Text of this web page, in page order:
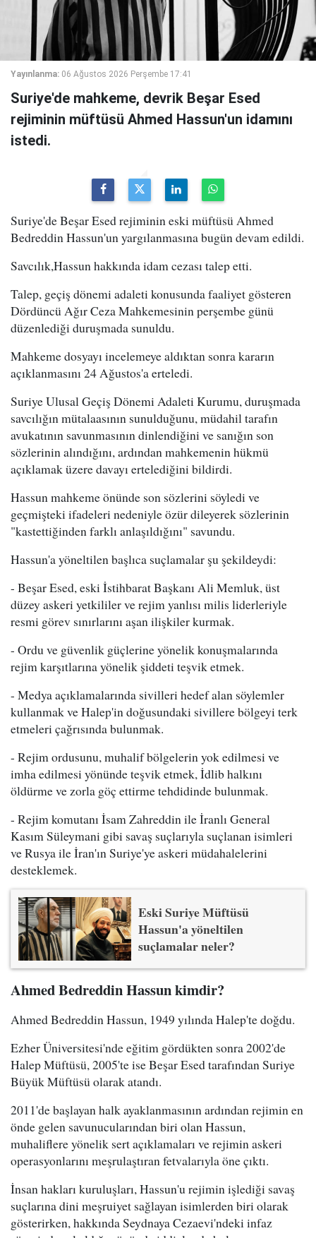
Yayınlanma: 06 Ağustos 2026 Perşembe 17:41
Suriye'de mahkeme, devrik Beşar Esed
rejiminin müftüsü Ahmed Hassun'un idamını
istedi.
Suriye'de Beşar Esed rejiminin eski müftüsü Ahmed
Bedreddin Hassun'un yargılanmasına bugün devam edildi.
Savcılık,Hassun hakkında idam cezası talep etti.
Talep, geçiş dönemi adaleti konusunda faaliyet gösteren
Dördüncü Ağır Ceza Mahkemesinin perşembe günü
düzenlediği duruşmada sunuldu.
Mahkeme dosyayı incelemeye aldıktan sonra kararın
açıklanmasını 24 Ağustos'a erteledi.
Suriye Ulusal Geçiş Dönemi Adaleti Kurumu, duruşmada
savcılığın mütalaasının sunulduğunu, müdahil tarafın
avukatının savunmasının dinlendiğini ve sanığın son
sözlerinin alındığını, ardından mahkemenin hükmü
açıklamak üzere davayı ertelediğini bildirdi.
Hassun mahkeme önünde son sözlerini söyledi ve
geçmişteki ifadeleri nedeniyle özür dileyerek sözlerinin
"kastettiğinden farklı anlaşıldığını" savundu.
Hassun'a yöneltilen başlıca suçlamalar şu şekildeydi:
- Beşar Esed, eski İstihbarat Başkanı Ali Memluk, üst
düzey askeri yetkililer ve rejim yanlısı milis liderleriyle
resmi görev sınırlarını aşan ilişkiler kurmak.
- Ordu ve güvenlik güçlerine yönelik konuşmalarında
rejim karşıtlarına yönelik şiddeti teşvik etmek.
- Medya açıklamalarında sivilleri hedef alan söylemler
kullanmak ve Halep'in doğusundaki sivillere bölgeyi terk
etmeleri çağrısında bulunmak.
- Rejim ordusunu, muhalif bölgelerin yok edilmesi ve
imha edilmesi yönünde teşvik etmek, İdlib halkını
öldürme ve zorla göç ettirme tehdidinde bulunmak.
- Rejim komutanı İsam Zahreddin ile İranlı General
Kasım Süleymani gibi savaş suçlarıyla suçlanan isimleri
ve Rusya ile İran'ın Suriye'ye askeri müdahalelerini
desteklemek.
Eski Suriye Müftüsü
Hassun'a yöneltilen
suçlamalar neler?
Ahmed Bedreddin Hassun kimdir?
Ahmed Bedreddin Hassun, 1949 yılında Halep'te doğdu.
Ezher Üniversitesi'nde eğitim gördükten sonra 2002'de
Halep Müftüsü, 2005'te ise Beşar Esed tarafından Suriye
Büyük Müftüsü olarak atandı.
2011'de başlayan halk ayaklanmasının ardından rejimin en
önde gelen savunucularından biri olan Hassun,
muhaliflere yönelik sert açıklamaları ve rejimin askeri
operasyonlarını meşrulaştıran fetvalarıyla öne çıktı.
İnsan hakları kuruluşları, Hassun'u rejimin işlediği savaş
suçlarına dini meşruiyet sağlayan isimlerden biri olarak
gösterirken, hakkında Seydnaya Cezaevi'ndeki infaz